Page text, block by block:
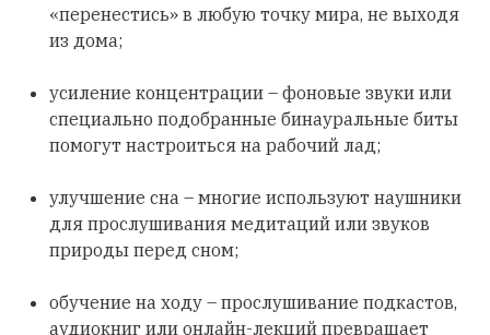
«перенестись» в любую точку мира, не выходя
из дома;
усиление концентрации – фоновые звуки или
специально подобранные бинауральные биты
помогут настроиться на рабочий лад;
улучшение сна – многие используют наушники
для прослушивания медитаций или звуков
природы перед сном;
обучение на ходу – прослушивание подкастов,
аудиокниг или онлайн-лекций превращает